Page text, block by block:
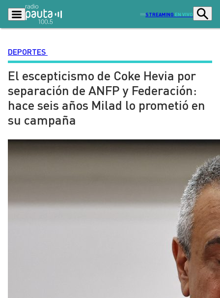
STREAMING EN VIVO
Podcasts Programas
Lo Último Actualidad
Ciudad Economía
Radio en vivo
Deportes
Opinión
Señal 2
Contenido Patrocinado
DEPORTES
El escepticismo de Coke Hevia por
separación de ANFP y Federación:
hace seis años Milad lo prometió en
su campaña